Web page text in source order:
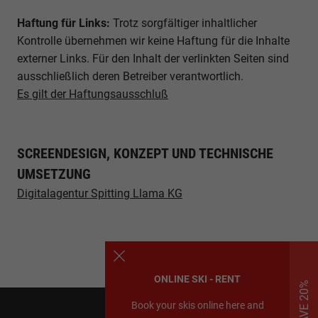
ONLINE SKI - RENT
Book your skis online here and
Haftung für Links: Trotz sorgfältiger inhaltlicher
Kontrolle übernehmen wir keine Haftung für die Inhalte
externer Links. Für den Inhalt der verlinkten Seiten sind
ausschließlich deren Betreiber verantwortlich.
Es gilt der Haftungsausschluß
SCREENDESIGN, KONZEPT UND TECHNISCHE
UMSETZUNG
Digitalagentur Spitting Llama KG
Zurück
Datenschutzeinstellungen
Essenziell (1)
Essenzielle Cookies ermöglichen grundlegende Funktionen und sind für die
einwandfreie Funktion der Website erforderlich.
Statistiken (1)
Statistik Cookies erfassen Informationen anonym. Diese Informationen
Marketing-Cookies werden von Drittanbietern oder Publishern verwendet,
Cookie-Informationen anzeigen